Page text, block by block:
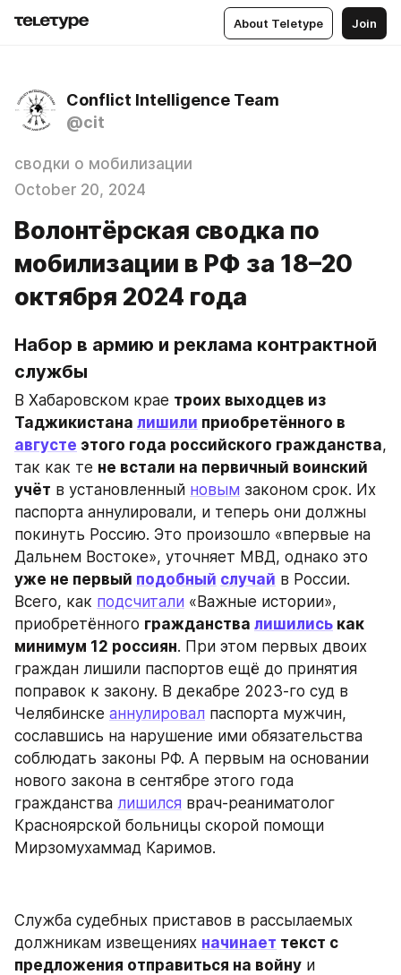
About Teletype Join
Conflict Intelligence Team
@cit
сводки о мобилизации
October 20, 2024
Волонтёрская сводка по
мобилизации в РФ за 18–20
октября 2024 года
Набор в армию и реклама контрактной
службы
В Хабаровском крае троих выходцев из
Таджикистана лишили
августе этого года российского гражданства,
так как те не встали на первичный воинский
учёт в установленный новым законом срок. Их
паспорта аннулировали, и теперь они должны
покинуть Россию. Это произошло «впервые на
уже не первый подобный случай в России.
Всего, как подсчитали «Важные истории»,
приобретённого гражданства лишились как
минимум 12 россиян. При этом первых двоих
граждан лишили паспортов ещё до принятия
поправок к закону. В декабре 2023-го суд в
Челябинске аннулировал паспорта мужчин,
сославшись на нарушение ими обязательства
соблюдать законы РФ. А первым на основании
нового закона в сентябре этого года
гражданства лишился врач-реаниматолог
Красноярской больницы скорой помощи
Мирзомухаммад Каримов.
Служба судебных приставов в рассылаемых
должникам извещениях начинает текст с
предложения отправиться на войну и